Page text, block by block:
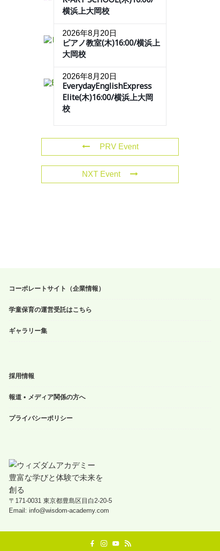
横浜上大岡校
2026年8月20日
ピアノ教室(木)16:00/横浜上
大岡校
2026年8月20日
EverydayEnglishExpress
Elite(木)16:00/横浜上大岡
校
PRV Event
NXT Event
コーポレートサイト（企業情報）
学童保育の運営受託はこちら
ギャラリー集
採用情報
報道 • メディア関係の方へ
プライバシーポリシー
〒171-0031 東京都豊島区目白2-20-5
Email: info@wisdom-academy.com